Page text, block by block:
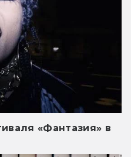
«Фантазия» в